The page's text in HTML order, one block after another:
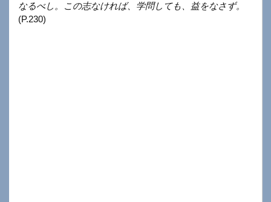
なるべし。この志なければ、学問しても、益をなさず。
(P.230)